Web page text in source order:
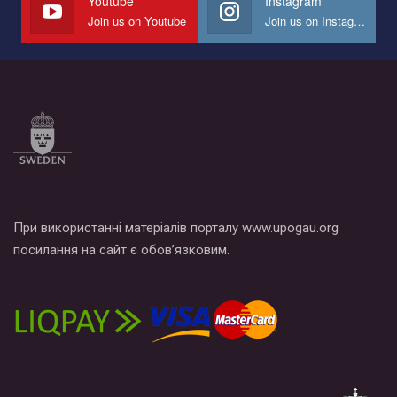
Все, что вам нужно сделать - это зайти на наш канал YouTube
Join us on Youtube Join us on Instagram
При використанні матеріалів порталу www.upogau.org
посилання на сайт є обов’язковим.